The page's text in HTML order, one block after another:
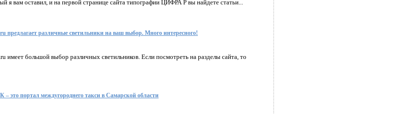
я вам оставил, и на первой странице сайта типографии ЦИФРА Р вы найдете статьи...
предлагает различные светильники на ваш выбор. Много интересного!
имеет большой выбор различных светильников. Если посмотреть на разделы сайта, то
портал междугороднего такси в Самарской области